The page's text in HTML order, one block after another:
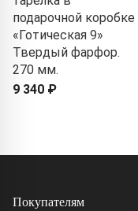
подарочной коробке
«Готическая 9»
Твердый фарфор.
270 мм.
9 340 ₽
Покупателям